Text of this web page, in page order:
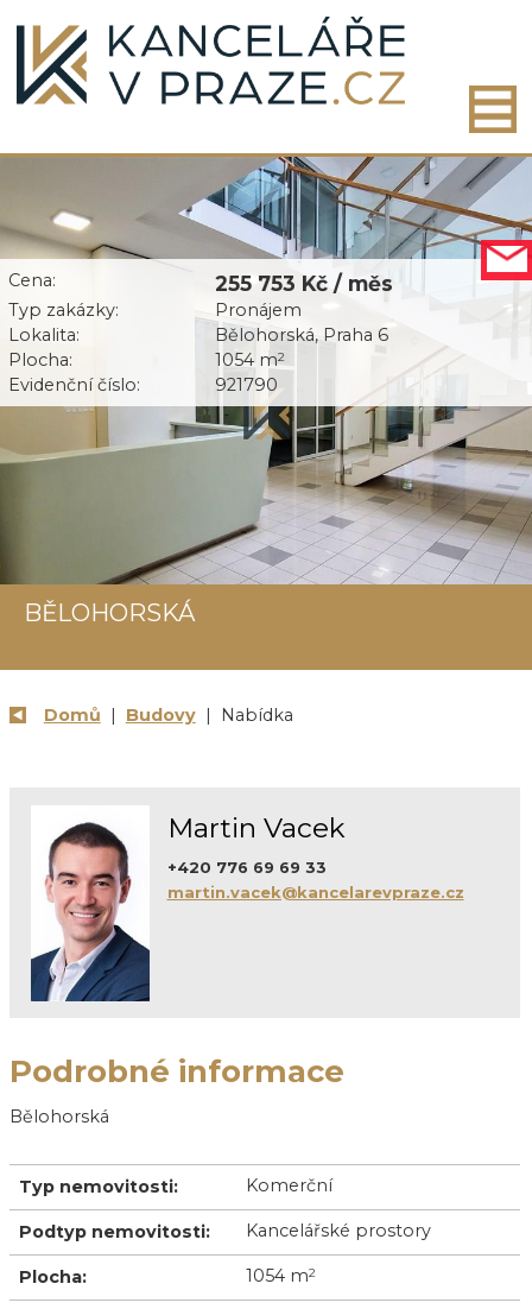
Cena: 255 753 Kč / měs
Typ zakázky:
Pronájem
Lokalita:
Bělohorská, Praha 6
Plocha:
1054 m2
Evidenční číslo: 921790
BĚLOHORSKÁ
Domů | Budovy | Nabídka
Martin Vacek
+420 776 69 69 33
martin.vacek@kancelarevpraze.cz
Podrobné informace
Bělohorská
Typ nemovitosti: Komerční
Podtyp nemovitosti: Kancelářské prostory
Plocha: 1054 m2